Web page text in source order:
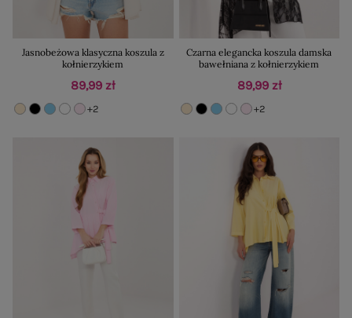
Jasnobeżowa klasyczna koszula z
kołnierzykiem
89,99 zł
+2
Czarna elegancka koszula damska
bawełniana z kołnierzykiem
89,99 zł
+2